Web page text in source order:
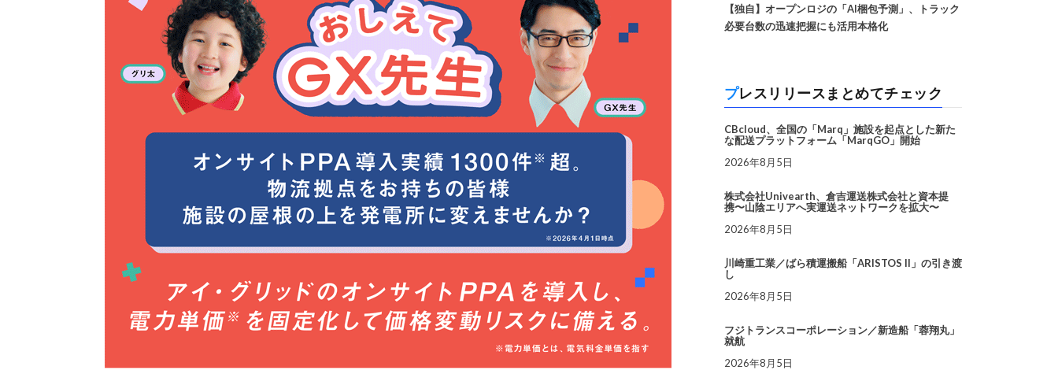
【独自】オープンロジの「AI梱包予測」、トラック
必要台数の迅速把握にも活用本格化
プレスリリースまとめてチェック
CBcloud、全国の「Marq」施設を起点とした新た
な配送プラットフォーム「MarqGO」開始
2026年8月5日
株式会社Univearth、倉吉運送株式会社と資本提
携〜山陰エリアへ実運送ネットワークを拡大〜
2026年8月5日
川崎重工業／ばら積運搬船「ARISTOS II」の引き渡
し
2026年8月5日
フジトランスコーポレーション／新造船「蓉翔丸」
就航
2026年8月5日